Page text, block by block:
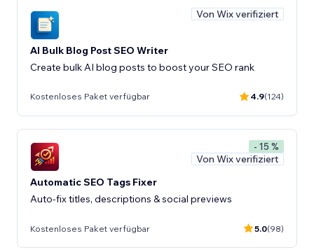
Von Wix verifiziert
AI Bulk Blog Post SEO Writer
Create bulk AI blog posts to boost your SEO rank
Kostenloses Paket verfügbar 4.9(124)
- 15 %
Von Wix verifiziert
Automatic SEO Tags Fixer
Auto-fix titles, descriptions & social previews
Kostenloses Paket verfügbar 5.0(98)